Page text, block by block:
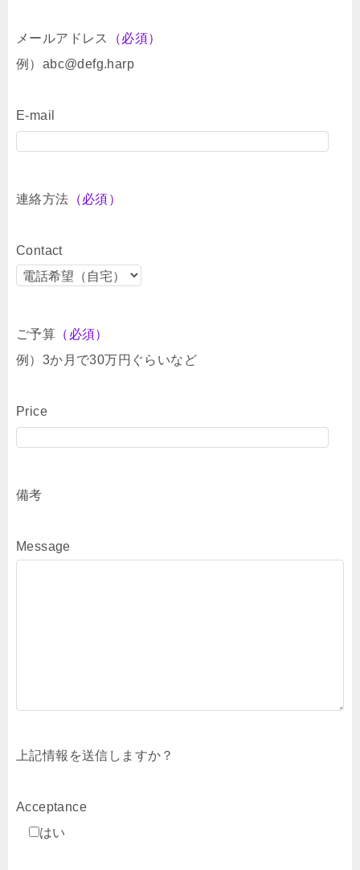
メールアドレス
（必須）
例）abc@defg.harp
E-mail
連絡方法 （必須）
Contact
ご予算 （必須）
例）3か月で30万円ぐらいなど
Price
備考
Message
上記情報を送信しますか？
Acceptance
はい